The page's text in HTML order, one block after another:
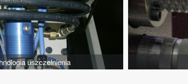
uszczelnienia